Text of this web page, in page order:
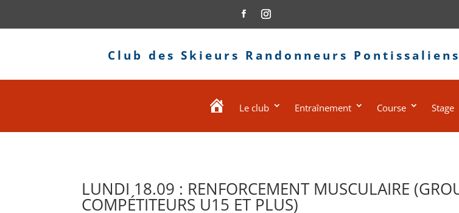
Club des Skieurs Randonneurs Pontissaliens
Accueil Le club Entraînement Course Stage
LUNDI 18.09 : RENFORCEMENT MUSCULAIRE
COMPÉTITEURS U15 ET PLUS)